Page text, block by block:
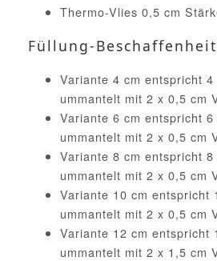
Thermo-Vlies 0,5 cm
Füllung-Beschaffenheit
Variante 4 cm entspricht
ummantelt mit 2 x 0,5 cm
Variante 6 cm entspricht
ummantelt mit 2 x 0,5 cm
Variante 8 cm entspricht
ummantelt mit 2 x 0,5 cm
Variante 10 cm entspricht
ummantelt mit 2 x 0,5 cm
Variante 12 cm entspricht
ummantelt mit 2 x 1,5 cm